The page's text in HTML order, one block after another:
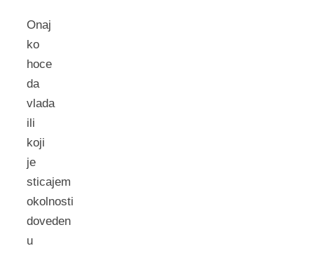
Onaj
ko
hoce
da
vlada
ili
koji
je
sticajem
okolnosti
doveden
u